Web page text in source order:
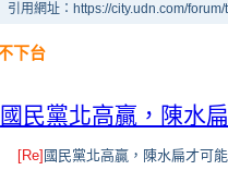
引用網址：https://city.udn.com/
下台
國民黨北高贏，陳水
[Re] 國民黨北高贏，陳水扁才可